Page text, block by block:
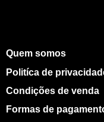
Quem somos
Politíca de
Condições de venda
Formas de